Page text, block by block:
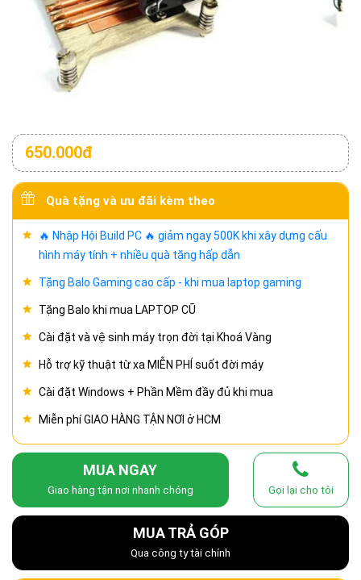
650.000đ
Quà tặng và ưu đãi kèm theo
🔥 Nhập Hội Build PC 🔥 giảm ngay 500K khi xây dựng cấu
hình máy tính + nhiều quà tặng hấp dẫn
Tặng Balo Gaming cao cấp - khi mua laptop gaming
Tặng Balo khi mua LAPTOP CŨ
Cài đặt và vệ sinh máy trọn đời tại Khoá Vàng
Hỗ trợ kỹ thuật từ xa MIỄN PHÍ suốt đời máy
Cài đặt Windows + Phần Mềm đầy đủ khi mua
Miễn phí GIAO HÀNG TẬN NƠI ở HCM
MUA NGAY
Giao hàng tận nơi nhanh chóng Gọi lại cho tôi
MUA TRẢ GÓP
Qua công ty tài chính